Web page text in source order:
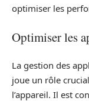
optimiser les
Optimiser les
La gestion des
joue un rôle
l’appareil. Il est